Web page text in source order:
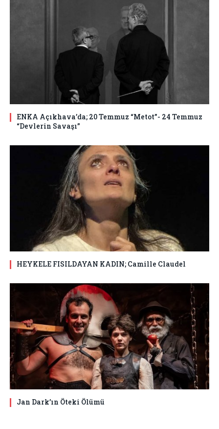
ENKA Açıkhava’da; 20 Temmuz “Metot”- 24 Temmuz
“Devlerin Savaşı”
HEYKELE FISILDAYAN KADIN; Camille Claudel
Jan Dark’ın Öteki Ölümü